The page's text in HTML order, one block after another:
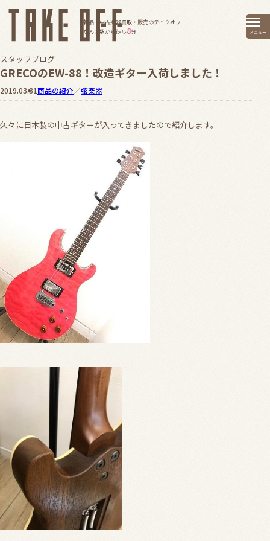
新品・中古楽器買取・販売のテイクオフ
なんば駅から徒歩8分 メニュー
スタッフブログ
GRECOのEW-88！改造ギター入荷しました！
2019.03.31商品の紹介／弦楽器
久々に日本製の中古ギターが入ってきましたので紹介します。